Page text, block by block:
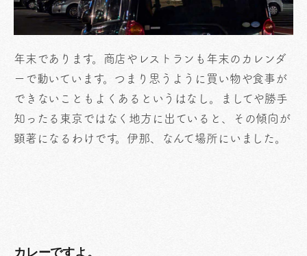
年末であります。商店やレストランも年末のカレンダ
ーで動いています。つまり思うように買い物や食事が
できないこともよくあるというはなし。ましてや勝手
知ったる東京ではなく地方に出ていると、その傾向が
顕著になるわけです。伊那、なんて場所にいました。
カレーですよ。